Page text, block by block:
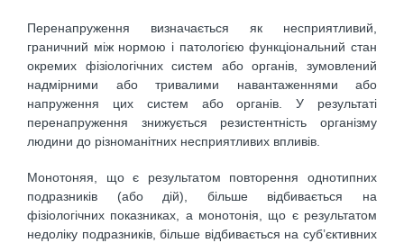
Перенапруження визначається як несприятливий,
граничний між нормою і патологією функціональний стан
окремих фізіологічних систем або органів, зумовлений
надмірними або тривалими навантаженнями або
напруження цих систем або органів. У результаті
перенапруження знижується резистентність організму
людини до різноманітних несприятливих впливів.
Монотоняя, що є результатом повторення однотипних
подразників (або дій), більше відбивається на
фізіологічних показниках, а монотонія, що є результатом
недоліку подразників, більше відбивається на суб’єктивних